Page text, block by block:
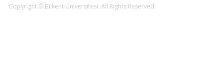
Copyright © Bilkent Üniversitesi. All Rights Reserved